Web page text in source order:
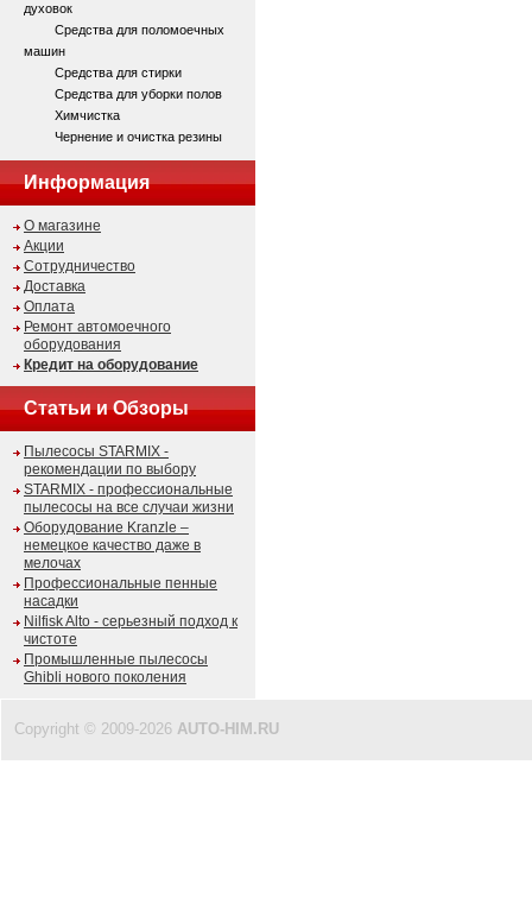
духовок
Средства для поломоечных
машин
Средства для стирки
Средства для уборки полов
Химчистка
Чернение и очистка резины
Информация
О магазине
Акции
Сотрудничество
Доставка
Оплата
Ремонт автомоечного
оборудования
Кредит на оборудование
Статьи и Обзоры
Пылесосы STARMIX -
рекомендации по выбору
STARMIX - профессиональные
пылесосы на все случаи жизни
Оборудование Kranzle –
немецкое качество даже в
мелочах
Профессиональные пенные
насадки
Nilfisk Alto - серьезный подход к
чистоте
Промышленные пылесосы
Ghibli нового поколения
Copyright © 2009-2026 AUTO-HIM.RU